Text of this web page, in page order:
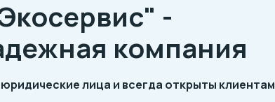
-
компания
лица и всегда открыты